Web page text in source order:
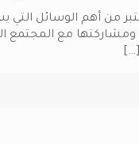
من أهم الوسائل التي
ومشاركتها مع المجتمع
[…]